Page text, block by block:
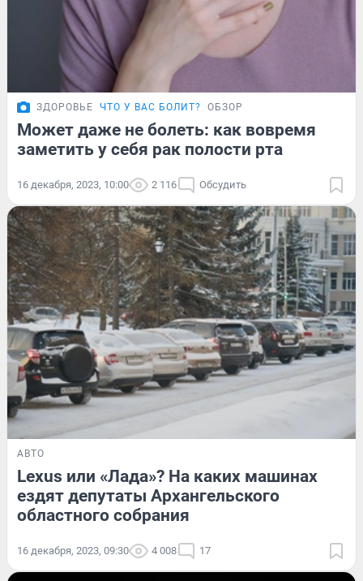
ЗДОРОВЬЕ ЧТО У ВАС БОЛИТ? ОБЗОР
Может даже не болеть: как вовремя
заметить у себя рак полости рта
16 декабря, 2023, 10:00 2 116 Обсудить
АВТО
Lexus или «Лада»? На каких машинах
ездят депутаты Архангельского
областного собрания
16 декабря, 2023, 09:30 4 008 17